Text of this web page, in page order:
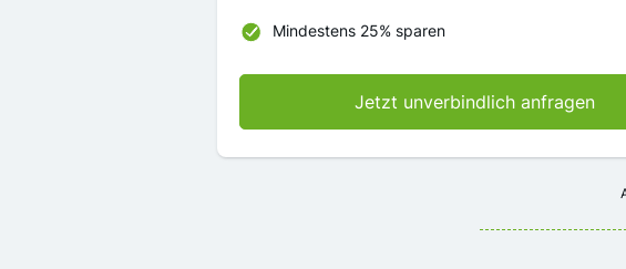
Mindestens 25% sparen
Jetzt unverbindlich anfragen